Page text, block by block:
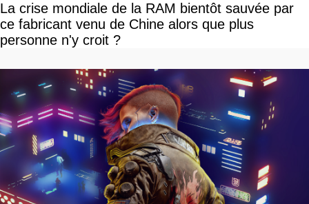
La crise mondiale de la RAM bientôt sauvée par
ce fabricant venu de Chine alors que plus
personne n'y croit ?